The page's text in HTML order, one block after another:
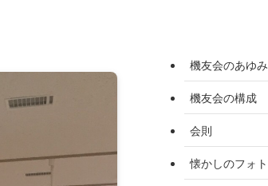
機友会のあゆみ
機友会の構成
会則
懐かしのフォト